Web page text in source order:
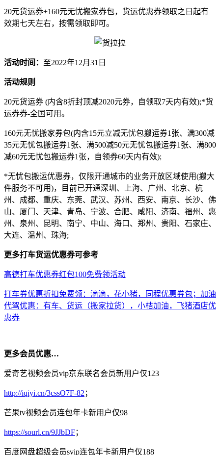
20元货运券+160元无忧搬家券包，货运优惠券领取之日起有
效期七天左右，按需领取即可。
活动时间： 至2022年12月31日
活动规则
20元货运券 (内含8折封顶减2020元券，自领取7天内有效);*货
运券券-全国可用。
160元无忧搬家券包(内含15元立减无忧包搬运券1张、满300减
35元无忧包搬运券1张、满500减50元无忧包搬运券1张、满800
减60元无忧包搬运券1张，自领券60天内有效);
*无忧包搬运优惠券，仅限开通城市的业务开放区域使用(搬大
件服务不可用)，目前已开通深圳、上海、广州、北京、杭
州、成都、重庆、东莞、武汉、苏州、西安、南京、长沙、佛
山、厦门、天津、青岛、宁波、合肥、咸阳、济南、福州、惠
州、泉州、昆明、南宁、中山、海口、郑州、贵阳、石家庄、
大连、温州、珠海;
更多打车货运优惠券可参考
高德打车优惠券红包100免费领活动
打车券优惠折扣免费领：滴滴，花小猪，同程优惠券包；加油
代驾优惠：有车、货运（搬家拉货），小桔加油，飞猪酒店优
惠券
更多会员优惠…
爱奇艺视频会员vip京东联名会员新用户仅123
http://iqiyi.cn/3cssO7F-82 ；
芒果tv视频会员连包年卡新用户仅98
https://sourl.cn/9JJbDF；
百度网盘超级会员svip连包年卡新用户仅188